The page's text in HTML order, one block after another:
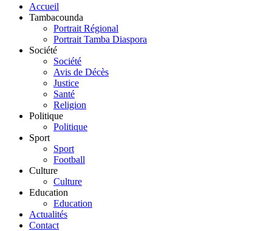
Accueil
Tambacounda
Portrait Régional
Portrait Tamba Diaspora
Société
Société
Avis de Décès
Justice
Santé
Religion
Politique
Politique
Sport
Sport
Football
Culture
Culture
Education
Education
Actualités
Contact